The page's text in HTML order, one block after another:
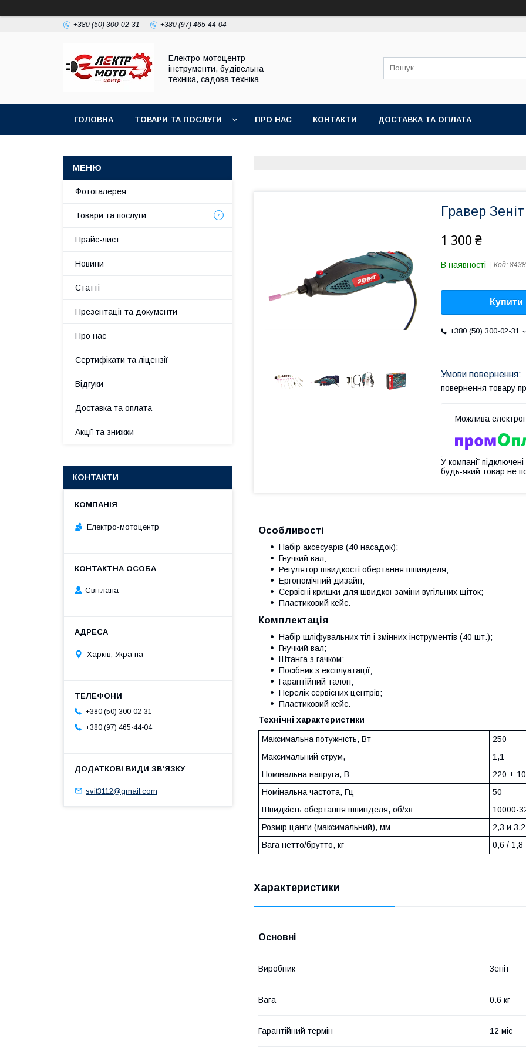
+380 (50) 300-02-31 +380 (97) 465-44-04
Електро-мотоцентр -
інструменти, будівельна
техніка, садова техніка
ГОЛОВНА ТОВАРИ ТА ПОСЛУГИ ПРО НАС КОНТАКТИ ДОСТАВКА ТА ОПЛАТА
Гравер
1 300 ₴
В наявності Код:
Купити
+380 (50) 300-02-31
повернення товару
У компанії
будь-який товар не
Особливості
Набір аксесуарів (40 насадок);
Гнучкий вал;
Регулятор швидкості обертання шпинделя;
Ергономічний дизайн;
Сервісні кришки для швидкої заміни вугільних щіток;
Пластиковий кейс.
Комплектація
Набір шліфувальних тіл і змінних інструментів (40 шт.);
Гнучкий вал;
Штанга з гачком;
Посібник з експлуатації;
Гарантійний талон;
Перелік сервісних центрів;
Пластиковий кейс.
Технічні характеристики
Максимальна потужність, Вт
250
Максимальний струм,
1,1
Номінальна напруга, В
220 ±
Номінальна частота, Гц
50
Швидкість обертання шпинделя, об/хв
10000-
Розмір цанги (максимальний), мм
2,3 и 3,2
Вага нетто/брутто, кг
0,6 / 1,8
Характеристики
Основні
Виробник Зеніт
Вага 0.6 кг
Гарантійний термін 12 міс
Фотогалерея
Товари та послуги
Прайс-лист
Новини
Статті
Презентації та документи
Про нас
Сертифікати та ліцензії
Відгуки
Доставка та оплата
Акції та знижки
КОНТАКТИ
Електро-мотоцентр
Світлана
Харків, Україна
+380 (50) 300-02-31
+380 (97) 465-44-04
svit3112@gmail.com